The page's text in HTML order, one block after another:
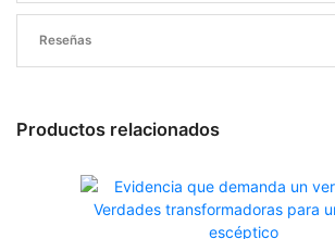
Reseñas
Productos relacionados